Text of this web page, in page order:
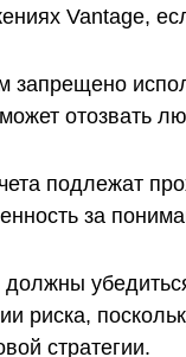
Vantage,
запрещено
отозвать
подлежат
за
риска,
стратегии.